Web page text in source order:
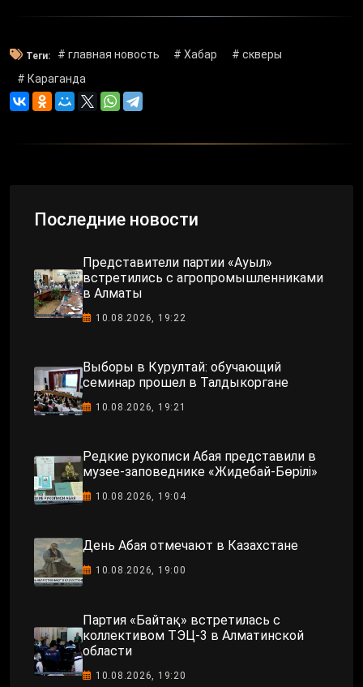
Теги: # главная новость # Хабар
# скверы
# Караганда
Последние новости
Представители партии «Ауыл»
встретились с агропромышленниками
в Алматы
10.08.2026, 19:22
Выборы в Курултай: обучающий
семинар прошел в Талдыкоргане
10.08.2026, 19:21
Редкие рукописи Абая представили в
музее-заповеднике «Жидебай-Бөрілі»
10.08.2026, 19:04
День Абая отмечают в Казахстане
10.08.2026, 19:00
Партия «Байтақ» встретилась с
коллективом ТЭЦ-3 в Алматинской
области
10.08.2026, 19:20